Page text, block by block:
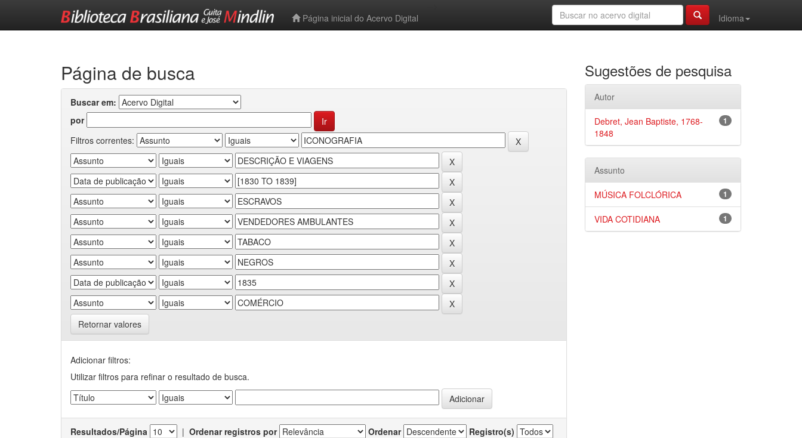
Página inicial do Acervo Digital
Idioma
Página de busca
Buscar em:
por
Filtros correntes:
Retornar valores
Adicionar filtros:
Utilizar filtros para refinar o resultado de busca.
Resultados/Página | Ordenar registros por Ordenar Registro(s)
Sugestões de pesquisa
Autor
1
Debret, Jean Baptiste, 1768-
1848
Assunto
1
MÚSICA FOLCLÓRICA
1
VIDA COTIDIANA